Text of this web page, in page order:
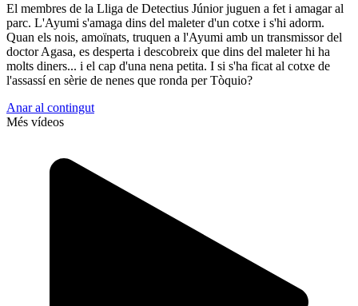
El membres de la Lliga de Detectius Júnior juguen a fet i amagar al
parc. L'Ayumi s'amaga dins del maleter d'un cotxe i s'hi adorm.
Quan els nois, amoïnats, truquen a l'Ayumi amb un transmissor del
doctor Agasa, es desperta i descobreix que dins del maleter hi ha
molts diners... i el cap d'una nena petita. I si s'ha ficat al cotxe de
l'assassí en sèrie de nenes que ronda per Tòquio?
Anar al contingut
Més vídeos